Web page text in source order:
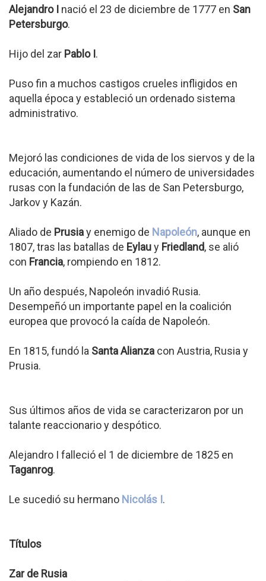
Alejandro I nació el 23 de diciembre de 1777 en San
Petersburgo.
Hijo del zar Pablo I.
Puso fin a muchos castigos crueles infligidos en
aquella época y estableció un ordenado sistema
administrativo.
Mejoró las condiciones de vida de los siervos y de la
educación, aumentando el número de universidades
rusas con la fundación de las de San Petersburgo,
Jarkov y Kazán.
Aliado de Prusiay enemigo de Napoleón, aunque en
1807, tras las batallas de Eylauy Friedland, se alió
con Francia, rompiendo en 1812.
Un año después, Napoleón invadió Rusia.
Desempeñó un importante papel en la coalición
europea que provocó la caída de Napoleón.
En 1815, fundó la Santa Alianza con Austria, Rusia y
Prusia.
Sus últimos años de vida se caracterizaron por un
talante reaccionario y despótico.
Alejandro I falleció el 1 de diciembre de 1825 en
Taganrog.
Le sucedió su hermano Nicolás I.
Títulos
Zar de Rusia